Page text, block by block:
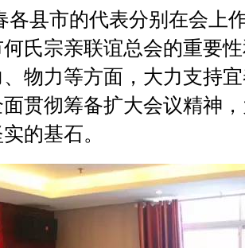
各县市的代表分别在会上
氏宗亲联谊总会的重要
、物力等方面，大力支持
面贯彻筹备扩大会议精神
的基石。